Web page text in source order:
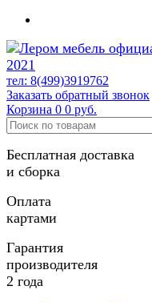
тел: 8(499)3919762
Заказать обратный звонок
Корзина 0 0 руб.
Бесплатная доставка
и сборка
Оплата
картами
Гарантия
производителя
2 года